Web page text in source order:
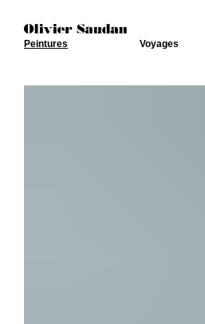
Peintures Voyages